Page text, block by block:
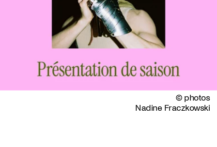
© photos
Nadine Fraczkowski